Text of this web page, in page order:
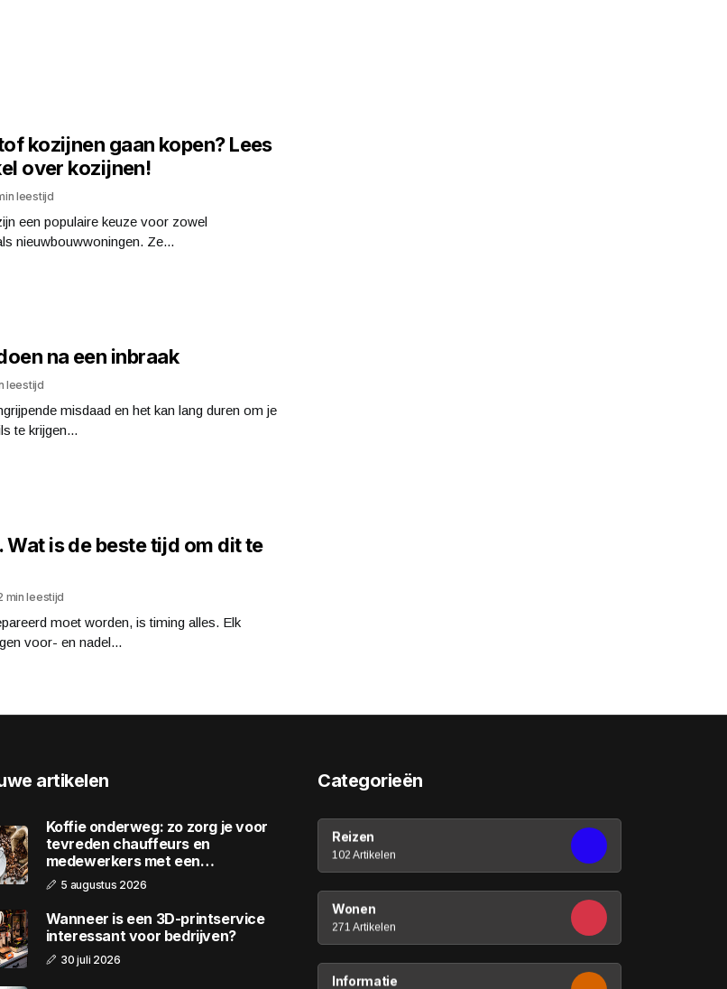
kozijnen gaan kopen? Lees
over kozijnen!
leestijd
een populaire keuze voor zowel
nieuwbouwwoningen. Ze...
na een inbraak
leestijd
misdaad en het kan lang duren om je
te krijgen...
Wat is de beste tijd om dit te
min leestijd
moet worden, is timing alles. Elk
voor- en nadel...
artikelen
Koffie onderweg: zo zorg je voor
tevreden chauffeurs en
medewerkers met een
wagenpark
5 augustus 2026
Wanneer is een 3D-printservice
interessant voor bedrijven?
30 juli 2026
Categorieën
Reizen
102 Artikelen
Wonen
271 Artikelen
Informatie